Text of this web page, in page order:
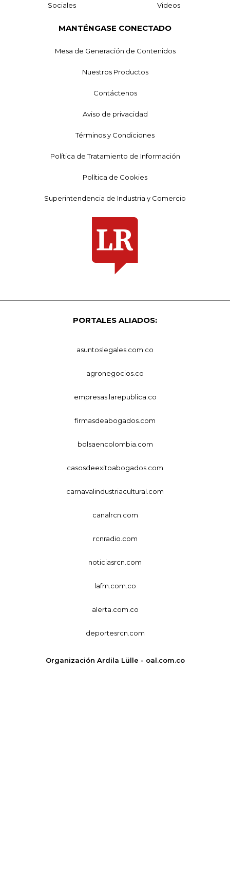
Sociales Videos
MANTÉNGASE CONECTADO
Mesa de Generación de Contenidos
Nuestros Productos
Contáctenos
Aviso de privacidad
Términos y Condiciones
Política de Tratamiento de Información
Política de Cookies
Superintendencia de Industria y Comercio
PORTALES ALIADOS:
asuntoslegales.com.co
agronegocios.co
empresas.larepublica.co
firmasdeabogados.com
bolsaencolombia.com
casosdeexitoabogados.com
carnavalindustriacultural.com
canalrcn.com
rcnradio.com
noticiasrcn.com
lafm.com.co
alerta.com.co
deportesrcn.com
Organización Ardila Lülle - oal.com.co